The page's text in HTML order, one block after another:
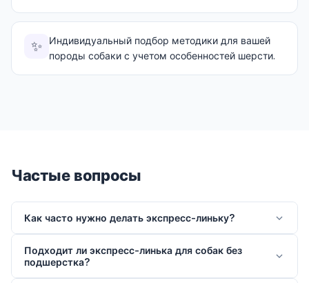
✨
Индивидуальный подбор методики для вашей
породы собаки с учетом особенностей шерсти.
Частые вопросы
Как часто нужно делать экспресс-линьку?
Подходит ли экспресс-линька для собак без
подшерстка?